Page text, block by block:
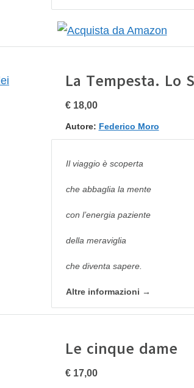
La Tempesta. Lo
€ 18,00
Autore: Federico Moro
Il viaggio è scoperta
che abbaglia la mente
con l’energia paziente
della meraviglia
che diventa sapere.
Altre informazioni →
Le cinque dame
€ 17,00